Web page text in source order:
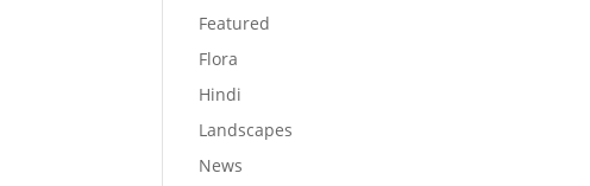
Featured
Flora
Hindi
Landscapes
News